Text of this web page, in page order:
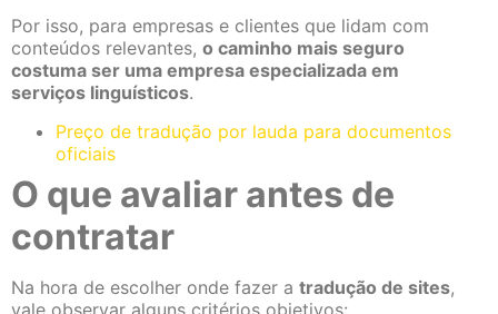
Por isso, para empresas e clientes que lidam com
conteúdos relevantes, o caminho mais seguro
costuma ser uma empresa especializada em
serviços linguísticos.
Preço de tradução por lauda para documentos
oficiais
O que avaliar antes de
contratar
Na hora de escolher onde fazer a tradução de sites,
vale observar alguns critérios objetivos: